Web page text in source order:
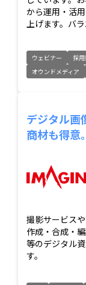
から運用・活
上げます。バ
ウェビナー 採用
オウンドメディア
デジタル画
商材も得意。
撮影サービス
作成・合成・
等のデジタル
す。